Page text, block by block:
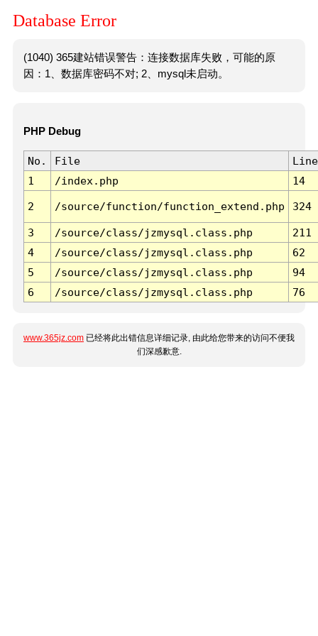
Database Error
(1040) 365建站错误警告：连接数据库失败，可能的原
因：1、数据库密码不对; 2、mysql未启动。
PHP Debug
No. File
Line
1
/index.php 14
2 /source/function/function_extend.php 324
3 /source/class/jzmysql.class.php
211
4
/source/class/jzmysql.class.php
62
5
/source/class/jzmysql.class.php
94
6
/source/class/jzmysql.class.php 76
www.365jz.com 已经将此出错信息详细记录, 由此给您带来的访问不便我
们深感歉意.